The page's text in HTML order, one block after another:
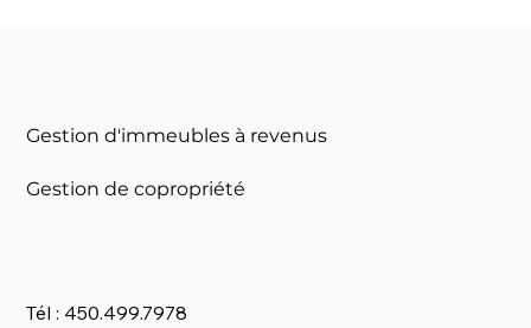
Tél : 450.499.7978
Gestion d'immeubles à revenus
Gestion de copropriété